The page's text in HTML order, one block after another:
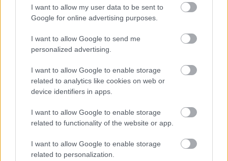
I want to allow my user data to be sent to
Google for online advertising purposes.
I want to allow Google to send me
personalized advertising.
I want to allow Google to enable storage
related to analytics like cookies on web or
device identifiers in apps.
I want to allow Google to enable storage
related to functionality of the website or app.
I want to allow Google to enable storage
related to personalization.
Hódmezővásárhely iskolaépítés FERROÉP Zrt.
Másfélszeresére bővítik Hódmezővásárhely jó hírű
református iskoláját
A Szőnyi Benjámin Általános Iskola fejlesztését a FERROÉP
kivitelezheti; a munkák csaknem egy évig tartanak majd.